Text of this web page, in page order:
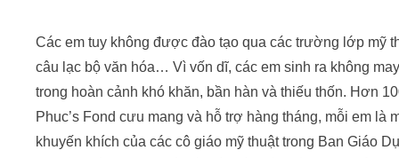
Các em tuy không được đào tạo qua các trường lớp mỹ
câu lạc bộ văn hóa… Vì vốn dĩ, các em sinh ra không
trong hoàn cảnh khó khăn, bần hàn và thiếu thốn. Hơn
Phuc’s Fond cưu mang và hỗ trợ hàng tháng, mỗi em
khuyến khích của các cô giáo mỹ thuật trong Ban Giáo